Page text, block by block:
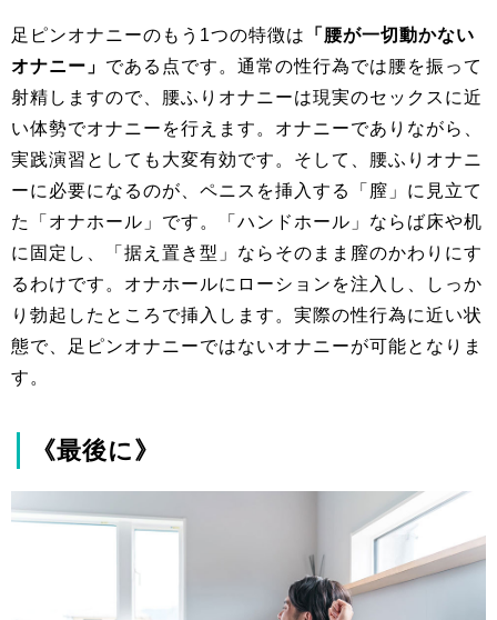
足ピンオナニーのもう1つの特徴は
「腰が一切動かない
オナニー」 である点です。通常の性行為では腰を振って
射精しますので、腰ふりオナニーは現実のセックスに近
い体勢でオナニーを行えます。オナニーでありながら、
実践演習としても大変有効です。そして、腰ふりオナニ
ーに必要になるのが、ペニスを挿入する「膣」に見立て
た「オナホール」です。「ハンドホール」ならば床や机
に固定し、「据え置き型」ならそのまま膣のかわりにす
るわけです。オナホールにローションを注入し、しっか
り勃起したところで挿入します。実際の性行為に近い状
態で、足ピンオナニーではないオナニーが可能となりま
す。
《最後に》